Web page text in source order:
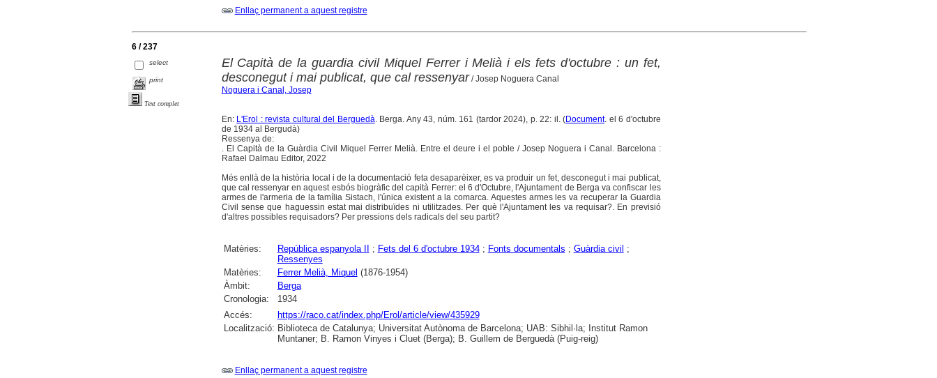
Enllaç permanent a aquest registre
6 / 237
select
print
Text complet
El Capità de la guardia civil Miquel Ferrer i Melià i els fets d'octubre : un fet,
desconegut i mai publicat, que cal ressenyar/ Josep Noguera Canal
Noguera i Canal, Josep
En: L'Erol : revista cultural del Berguedà . Berga. Any 43, núm. 161 (tardor 2024), p. 22: il. (Document. el 6 d'octubre
de 1934 al Bergudà)
Ressenya de:
. El Capità de la Guàrdia Civil Miquel Ferrer Melià. Entre el deure i el poble / Josep Noguera i Canal. Barcelona :
Rafael Dalmau Editor, 2022
Més enllà de la història local i de la documentació feta desaparèixer, es va produir un fet, desconegut i mai publicat,
que cal ressenyar en aquest esbós biogràfic del capità Ferrer: el 6 d'Octubre, l'Ajuntament de Berga va confiscar les
armes de l'armeria de la família Sistach, l'única existent a la comarca. Aquestes armes les va recuperar la Guardia
Civil sense que haguessin estat mai distribuïdes ni utilitzades. Per què l'Ajuntament les va requisar?. En previsió
d'altres possibles requisadors? Per pressions dels radicals del seu partit?
Matèries: República espanyola II ; Fets del 6 d'octubre 1934; Fonts documentals ; Guàrdia civil ;
Ressenyes
Matèries:
Ferrer Melià, Miquel (1876-1954)
Àmbit:
Berga
Cronologia:
1934
Accés:
https://raco.cat/index.php/Erol/article/view/435929
Localització: Biblioteca de Catalunya; Universitat Autònoma de Barcelona; UAB: Sibhil·la; Institut Ramon
Muntaner; B. Ramon Vinyes i Cluet (Berga); B. Guillem de Berguedà (Puig-reig)
Enllaç permanent a aquest registre